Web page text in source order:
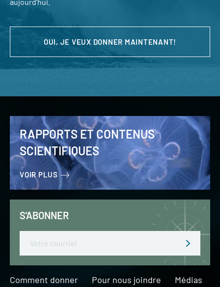
OUI, JE VEUX DONNER MAINTENANT!
RAPPORTS ET CONTENUS
SCIENTIFIQUES
VOIR PLUS
S'ABONNER
Comment donner Pour nous joindre Médias